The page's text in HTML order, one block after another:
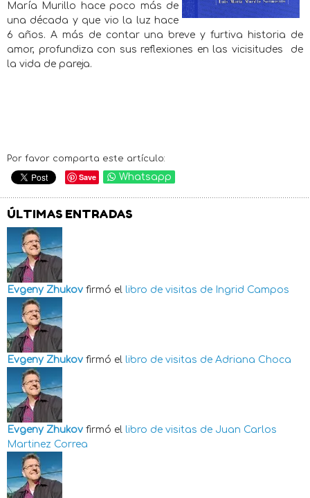
María Murillo hace poco más de
una década y que vio la luz hace
6 años. A más de contar una breve y furtiva historia de
amor, profundiza con sus reflexiones en las vicisitudes
de
la vida de pareja.
Por favor comparta este artículo:
Save Whatsapp
ÚLTIMAS ENTRADAS
Evgeny Zhukov firmó el libro de visitas de Ingrid Campos
Evgeny Zhukov firmó el libro de visitas de Adriana Choca
Evgeny Zhukov firmó el libro de visitas de Juan Carlos
Martinez Correa